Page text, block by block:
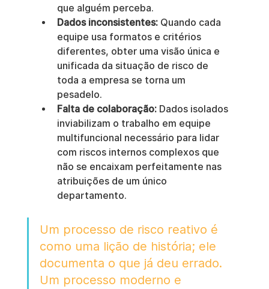
que alguém perceba.
Dados inconsistentes: Quando cada
equipe usa formatos e critérios
diferentes, obter uma visão única e
unificada da situação de risco de
toda a empresa se torna um
pesadelo.
Falta de colaboração: Dados isolados
inviabilizam o trabalho em equipe
multifuncional necessário para lidar
com riscos internos complexos que
não se encaixam perfeitamente nas
atribuições de um único
departamento.
Um processo de risco reativo é
como uma lição de história; ele
documenta o que já deu errado.
Um processo moderno e